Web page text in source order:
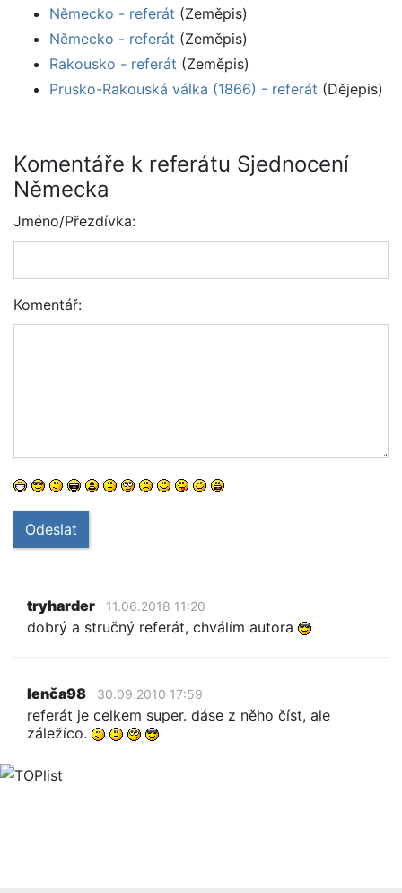
Německo - referát (Zeměpis)
Německo - referát (Zeměpis)
Rakousko - referát (Zeměpis)
Prusko-Rakouská válka (1866) - referát (Dějepis)
Komentáře k referátu Sjednocení
Německa
Jméno/Přezdívka:
Komentář:
Odeslat
tryharder 11.06.2018 11:20
dobrý a stručný referát, chválím autora
lenča98 30.09.2010 17:59
referát je celkem super. dáse z něho číst, ale
záležíco.